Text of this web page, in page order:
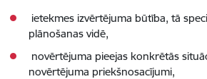
ietekmes izvērtējuma būtība, tā
plānošanas vidē,
novērtējuma pieejas konkrētās
novērtējuma priekšnosacījumi,